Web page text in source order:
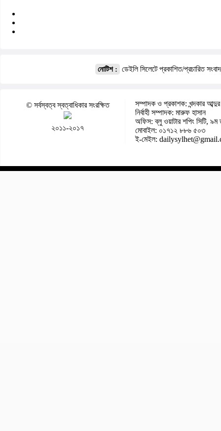
নোটিশ : ডেইলি সিলেটে প্রকাশিত/প্রচারিত
© সর্বস্বত্ব স্বত্বাধিকার সংরক্ষিত
২০১১-২০১৭
সম্পাদক ও প্রকাশক: খন্দকার আব্দুর
নির্বাহী সম্পাদক: মারুফ হাসান
অফিস: ব্লু ওয়াটার শপিং সিটি, ৯ম
মোবাইল: ০১৭১২ ৮৮৬ ৫০৩
ই-মেইল: